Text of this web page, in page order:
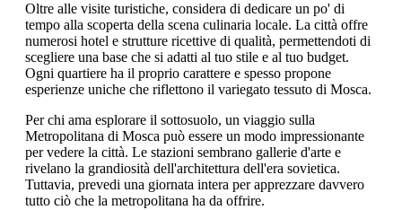
Oltre alle visite turistiche, considera di dedicare un po' di
tempo alla scoperta della scena culinaria locale. La città offre
numerosi hotel e strutture ricettive di qualità, permettendoti di
scegliere una base che si adatti al tuo stile e al tuo budget.
Ogni quartiere ha il proprio carattere e spesso propone
esperienze uniche che riflettono il variegato tessuto di Mosca.
Per chi ama esplorare il sottosuolo, un viaggio sulla
Metropolitana di Mosca può essere un modo impressionante
per vedere la città. Le stazioni sembrano gallerie d'arte e
rivelano la grandiosità dell'architettura dell'era sovietica.
Tuttavia, prevedi una giornata intera per apprezzare davvero
tutto ciò che la metropolitana ha da offrire.